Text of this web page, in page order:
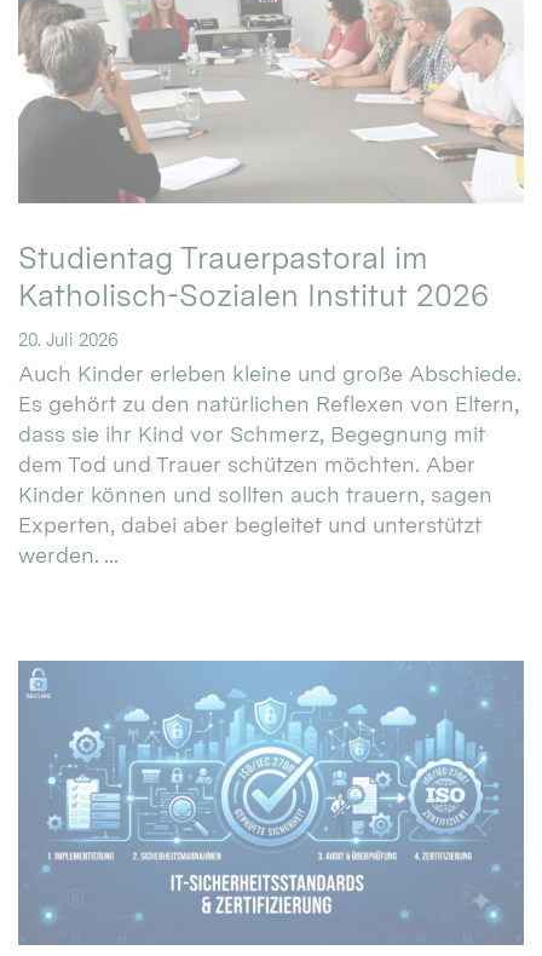
Studientag Trauerpastoral im
Katholisch-Sozialen Institut 2026
20. Juli 2026
Auch Kinder erleben kleine und große Abschiede.
Es gehört zu den natürlichen Reflexen von Eltern,
dass sie ihr Kind vor Schmerz, Begegnung mit
dem Tod und Trauer schützen möchten. Aber
Kinder können und sollten auch trauern, sagen
Experten, dabei aber begleitet und unterstützt
werden. ...